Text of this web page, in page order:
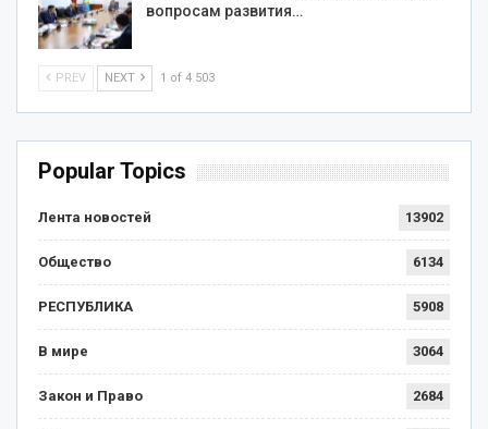
вопросам развития…
PREV NEXT 1 of 4 503
Popular Topics
Лента новостей 13902
Общество 6134
РЕСПУБЛИКА 5908
В мире 3064
Закон и Право 2684